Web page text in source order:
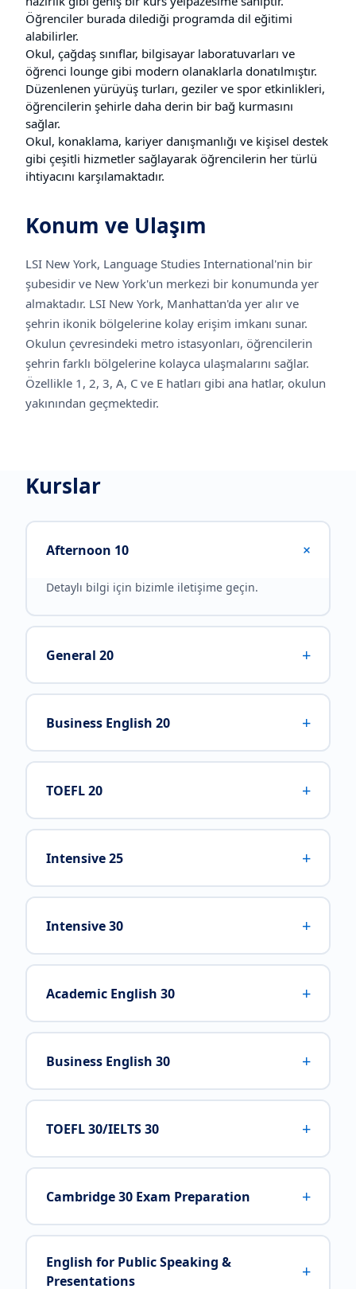
Öğrenciler burada dilediği programda dil eğitimi
alabilirler.
Okul, çağdaş sınıflar, bilgisayar laboratuvarları ve
öğrenci lounge gibi modern olanaklarla donatılmıştır.
Düzenlenen yürüyüş turları, geziler ve spor etkinlikleri,
öğrencilerin şehirle daha derin bir bağ kurmasını
sağlar.
Okul, konaklama, kariyer danışmanlığı ve kişisel destek
gibi çeşitli hizmetler sağlayarak öğrencilerin her türlü
ihtiyacını karşılamaktadır.
Konum ve Ulaşım
LSI New York, Language Studies International'nin bir
şubesidir ve New York'un merkezi bir konumunda yer
almaktadır. LSI New York, Manhattan'da yer alır ve
şehrin ikonik bölgelerine kolay erişim imkanı sunar.
Okulun çevresindeki metro istasyonları, öğrencilerin
şehrin farklı bölgelerine kolayca ulaşmalarını sağlar.
Özellikle 1, 2, 3, A, C ve E hatları gibi ana hatlar, okulun
yakınından geçmektedir.
Kurslar
Afternoon 10 +
Detaylı bilgi için bizimle iletişime geçin.
General 20 +
Business English 20 +
TOEFL 20 +
Intensive 25 +
Intensive 30 +
Academic English 30 +
Business English 30 +
TOEFL 30/IELTS 30 +
Cambridge 30 Exam Preparation +
English for Public Speaking &
Presentations
+